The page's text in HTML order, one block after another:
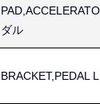
ダル
BRACKET,PEDAL